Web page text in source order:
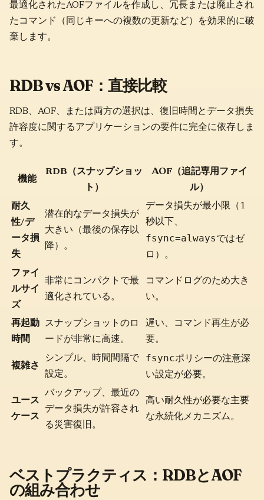
最適化されたAOFファイルを作成し、冗長または廃止され
たコマンド（同じキーへの複数の更新など）を効果的に破
棄します。
RDB vs AOF：直接比較
RDB、AOF、または両方の選択は、復旧時間とデータ損失
許容度に関するアプリケーションの要件に完全に依存しま
す。
機能
RDB（スナップショッ
ト）
AOF（追記専用ファイ
ル）
耐久
性/デ
ータ損
失
潜在的なデータ損失が
大きい（最後の保存以
降）。
データ損失が最小限（1
秒以下、
fsync=alwaysではゼ
ロ）。
ファイ
ルサイ
ズ
非常にコンパクトで最
適化されている。
コマンドログのため大き
い。
再起動
時間
スナップショットのロ
ードが非常に高速。
遅い、コマンド再生が必
要。
複雑さ
シンプル、時間間隔で
設定。
fsyncポリシーの注意深
い設定が必要。
ユース
ケース
バックアップ、最近の
データ損失が許容され
る災害復旧。
高い耐久性が必要な主要
な永続化メカニズム。
ベストプラクティス：RDBとAOF
の組み合わせ